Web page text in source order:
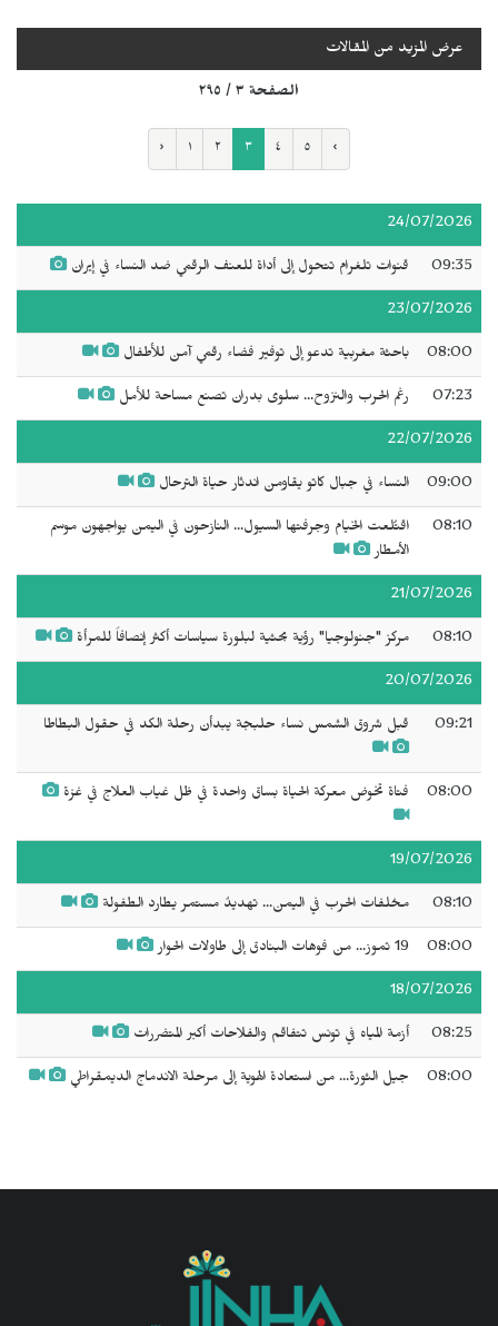
عرض المزيد من المقالات
الصفحة ٣ / ٢٩٥
‹ ١ ٢ ٣ ٤ ٥ ›
24/07/2026
09:35 قنوات تلغرام تتحول إلى أداة للعنف الرقمي ضد النساء في إيران
23/07/2026
08:00 باحثة مغربية تدعو إلى توفير فضاء رقمي آمن للأطفال
07:23 رغم الحرب والنزوح... سلوى بدران تصنع مساحة للأمل
22/07/2026
09:00 النساء في جبال كاتو يقاومن اندثار حياة الترحال
08:10
اقتُلعت الخيام وجرفتها السيول... النازحون في اليمن يواجهون موسم
الأمطار
21/07/2026
08:10 مركز "جنولوجيا" رؤية بحثية لبلورة سياسات أكثر إنصافاً للمرأة
20/07/2026
09:21 قبل شروق الشمس نساء حلبجة يبدأن رحلة الكد في حقول البطاطا
08:00 فتاة تخوض معركة الحياة بساق واحدة في ظل غياب العلاج في غزة
19/07/2026
08:10 مخلفات الحرب في اليمن... تهديدٌ مستمر يطارد الطفولة
08:00 19 تموز... من فوهات البنادق إلى طاولات الحوار
18/07/2026
08:25 أزمة المياه في تونس تتفاقم والفلاحات أكبر المتضررات
08:00 جيل الثورة... من استعادة الهوية إلى مرحلة الاندماج الديمقراطي